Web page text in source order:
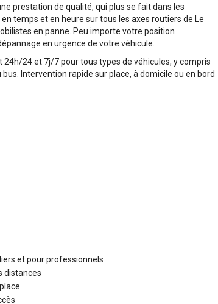
prestation de qualité, qui plus se fait dans les
temps et en heure sur tous les axes routiers de Le
en panne. Peu importe votre position
en urgence de votre véhicule.
24 et 7j/7 pour tous types de véhicules, y compris
Intervention rapide sur place, à domicile ou en bord
et pour professionnels
distances